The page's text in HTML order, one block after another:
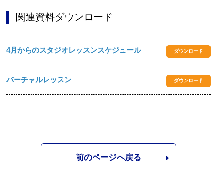
関連資料ダウンロード
4月からのスタジオレッスンスケジュール ダウンロード
バーチャルレッスン ダウンロード
前のページへ戻る